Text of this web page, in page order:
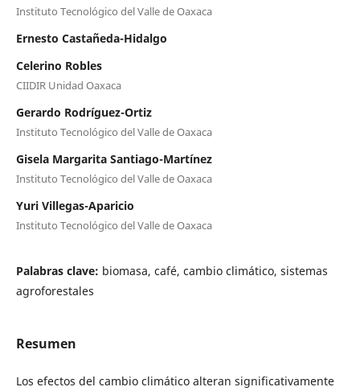
Instituto Tecnológico del Valle de Oaxaca
Ernesto Castañeda-Hidalgo
Celerino Robles
CIIDIR Unidad Oaxaca
Gerardo Rodríguez-Ortiz
Instituto Tecnológico del Valle de Oaxaca
Gisela Margarita Santiago-Martínez
Instituto Tecnológico del Valle de Oaxaca
Yuri Villegas-Aparicio
Instituto Tecnológico del Valle de Oaxaca
Palabras clave: biomasa, café, cambio climático, sistemas
agroforestales
Resumen
Los efectos del cambio climático alteran significativamente